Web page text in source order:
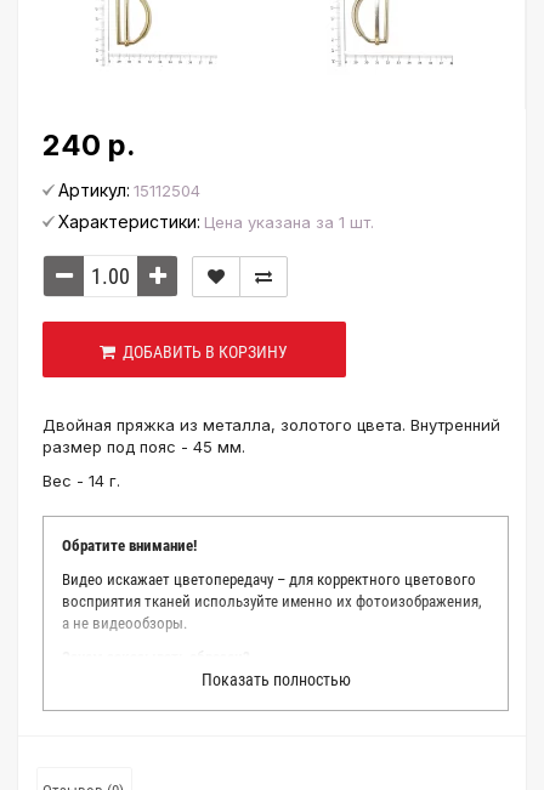
240 р.
Артикул: 15112504
Характеристики: Цена указана за 1 шт.
ДОБАВИТЬ В КОРЗИНУ
Двойная пряжка из металла, золотого цвета. Внутренний
размер под пояс - 45 мм.
Вес - 14 г.
Обратите внимание!
Видео искажает цветопередачу – для корректного цветового
восприятия тканей используйте именно их фотоизображения,
а не видеообзоры.
Мы делаем все возможное, чтобы точно описать цвет каждой
ткани из нашего каталога. Мы осматриваем и фотографируем
Показать полностью